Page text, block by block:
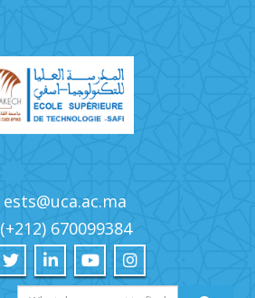
ests@uca.ac.ma
(+212) 670099384